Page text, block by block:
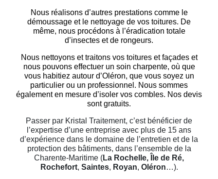
Nous réalisons d’autres prestations comme le
démoussage et le nettoyage de vos toitures. De
même, nous procédons à l’éradication totale
d’insectes et de rongeurs.
Nous nettoyonsettraitons vos toitures et façadeset
nous pouvons effectuer un soin charpente, où que
vous habitiez autour d’Oléron, que vous soyez un
particulier ou un professionnel. Nous sommes
également en mesure d’isoler vos combles. Nos devis
sont gratuits.
Passer par Kristal Traitement, c’est bénéficier de
l’expertise d’une entreprise avec plus de 15 ans
d’expérience dans le domaine de l’entretien et de la
protection des bâtiments, dans l’ensemble de la
Charente-Maritime (La Rochelle, Île de Ré,
Rochefort, Saintes, Royan, Oléron…).